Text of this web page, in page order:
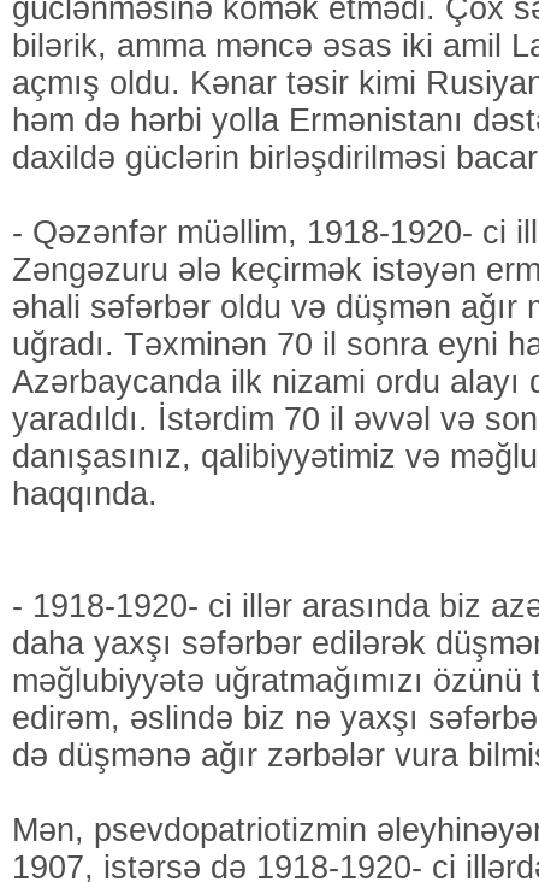
güclənməsinə kömək etmədi. Çox
bilərik, amma məncə əsas iki amil
açmış oldu. Kənar təsir kimi
həm də hərbi yolla Ermənistanı
daxildə güclərin birləşdirilməsi
- Qəzənfər müəllim, 1918-1920- ci
Zəngəzuru ələ keçirmək istəyən
əhali səfərbər oldu və düşmən ağır
uğradı. Təxminən 70 il sonra eyni
Azərbaycanda ilk nizami ordu alayı
yaradıldı. İstərdim 70 il əvvəl və
danışasınız, qalibiyyətimiz və
haqqında.
- 1918-1920- ci illər arasında biz
daha yaxşı səfərbər edilərək
məğlubiyyətə uğratmağımızı
edirəm, əslində biz nə yaxşı
də düşmənə ağır zərbələr vura
Mən, psevdopatriotizmin
1907, istərsə də 1918-1920- ci